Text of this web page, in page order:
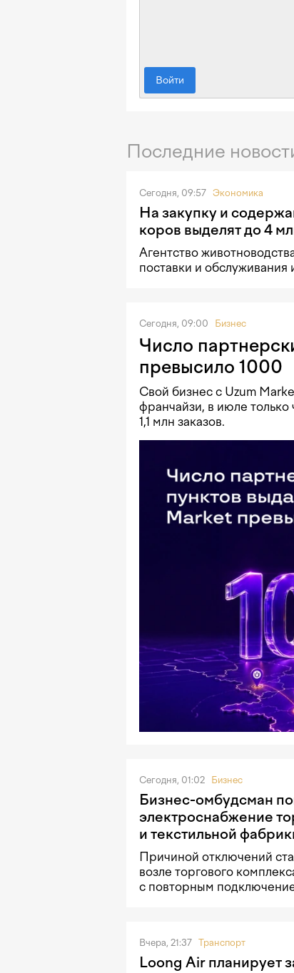
Войти
Последние
Сегодня, 09:57 Экономика
На закупку и
коров выделят до 4
Агентство
поставки и обслуживания
Сегодня, 09:00 Бизнес
Число
превысило 1000
Свой бизнес с Uzum
франчайзи, в июле
1,1 млн заказов.
Сегодня, 01:02 Бизнес
Бизнес-омбудсман
электроснабжение
и текстильной
Причиной отключений
возле торгового
с повторным
Вчера, 21:37 Транспорт
Loong Air планирует